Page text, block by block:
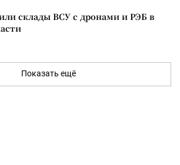
склады ВСУ с дронами и РЭБ в
Показать ещё